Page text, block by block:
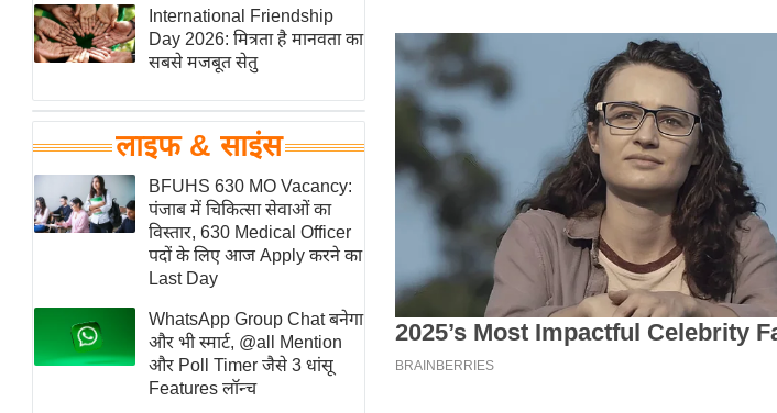
Breaking
News
टेक्नॉलॉजी
ब्यूटी/फैशन
घरेलू नुस्खे
पर्यटन स्थल
फिटनेस मंत्रा
रिलेशनशिप
राजनीति
विश्लेषण
समसामयिक
International Friendship
Day 2026: मित्रता है मानवता का
सबसे मजबूत सेतु
लाइफ & साइंस
BFUHS 630 MO Vacancy:
पंजाब में चिकित्सा सेवाओं का
विस्तार, 630 Medical Officer
पदों के लिए आज Apply करने का
Last Day
WhatsApp Group Chat बनेगा
और भी स्मार्ट, @all Mention
और Poll Timer जैसे 3 धांसू
Features लॉन्च